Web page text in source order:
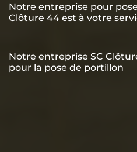
Notre entreprise pour
Clôture 44 est à votre
Notre entreprise SC
pour la pose de portillon